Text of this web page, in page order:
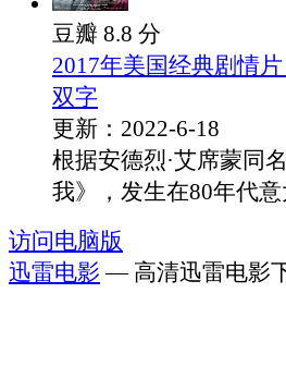
豆瓣 8.8 分
2017年美国经典剧情
双字
更新：2022-6-18
根据安德烈·艾席蒙同
我》，发生在80年代
访问电脑版
迅雷电影 — 高清迅雷电影